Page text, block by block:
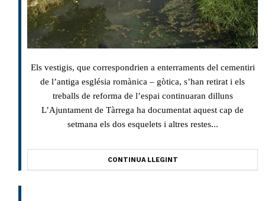
Els vestigis, que correspondrien a enterraments del cementiri
de l’antiga església romànica – gòtica, s’han retirat i els
treballs de reforma de l’espai continuaran dilluns
L’Ajuntament de Tàrrega ha documentat aquest cap de
setmana els dos esquelets i altres restes...
CONTINUA LLEGINT